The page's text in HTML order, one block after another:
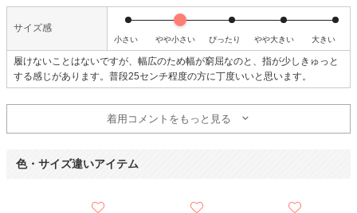
サイズ感
小さい やや小さい ぴったり やや大きい 大きい
履けないことはないですが、幅広のため幅が窮屈なのと、指が少しきゅっと
する感じがあります。普段25センチ程度の方に丁度いいと思います。
着用コメントをもっと見る
色・サイズ違いアイテム